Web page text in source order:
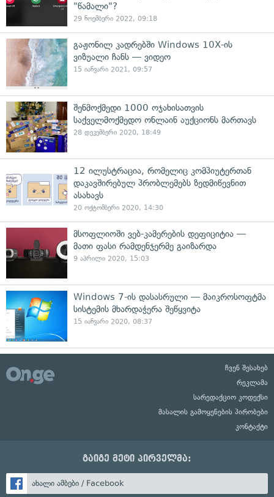
"წამალი"?
29 ნოემბერი 2022, 09:18
გაჟონილ კადრებში Windows 10X-ის
ვიზუალი ჩანს — ვიდეო
15 იანვარი 2021, 09:57
შენმოქმედი 1000 ოჯახისათვის
საქველმოქმედო ონლაინ აუქციონს მართავს
28 დეკემბერი 2020, 18:49
12 ილუსტრაცია, რომელიც კომპიუტერთან
დაკავშირებულ პრობლემებს ზედმიწევნით
ასახავს
20 ოქტომბერი 2020, 14:30
მსოფლიოში ვებ-კამერების დეფიციტია —
მათი ფასი რამდენჯერმე გაიზარდა
9 აპრილი 2020, 15:03
Windows 7-ის დასასრული — მაიკროსოფტმა
სისტემის მხარდაჭერა შეწყვიტა
15 იანვარი 2020, 08:37
ჩვენ შესახებ
რეკლამა
სარედაქციო კოდექსი
მასალის გამოყენების პირობები
კონტაქტი
გაიგე მეტი პირველმა:
ახალი ამბები / Facebook